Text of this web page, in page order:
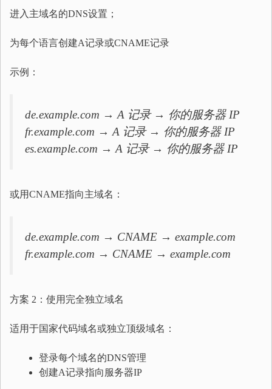
进入主域名的DNS设置；
为每个语言创建A记录或CNAME记录
示例：
de.example.com → A 记录 → 你的服务器 IP
fr.example.com → A 记录 → 你的服务器 IP
es.example.com → A 记录 → 你的服务器 IP
或用CNAME指向主域名：
de.example.com → CNAME → example.com
fr.example.com → CNAME → example.com
方案 2：使用完全独立域名
适用于国家代码域名或独立顶级域名：
登录每个域名的DNS管理
创建A记录指向服务器IP